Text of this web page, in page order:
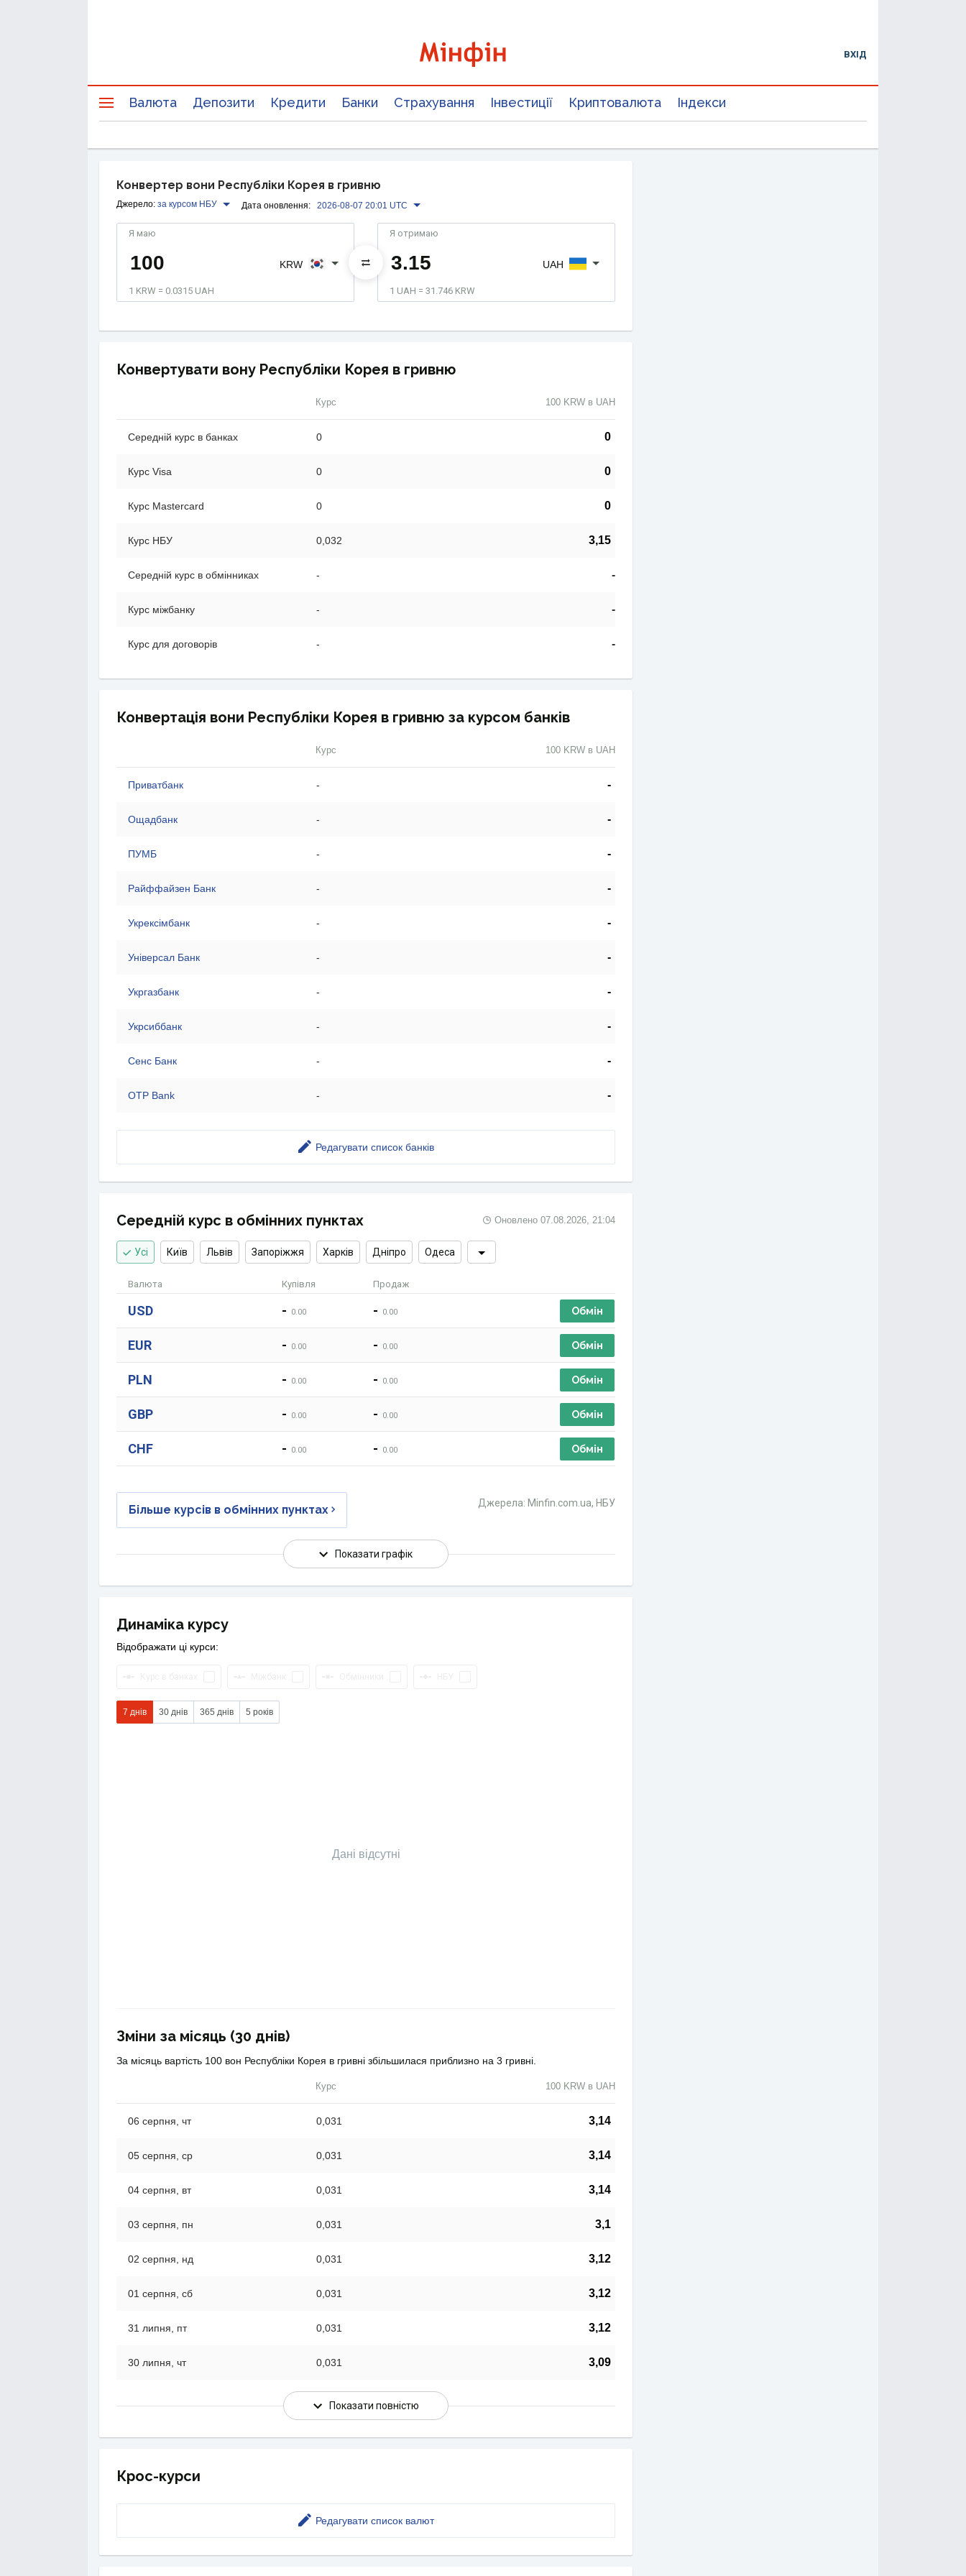
ВХІД
Валюта Депозити Кредити Банки Страхування Інвестиції Криптовалюта Індекси
Конвертер вони Республіки Корея в гривню
Джерело: за курсом НБУ Дата оновлення: 2026-08-07 20:01 UTC
Я маю
1 KRW = 0.0315 UAH
KRW
Я отримаю
1 UAH = 31.746 KRW
UAH
Конвертувати вону Республіки Корея в гривню
Курс 100 KRW в UAH
Середній курс в банках 0 0
Курс Visa 0 0
Курс Mastercard 0 0
Курс НБУ 0,032 3,15
Середній курс в обмінниках - -
Курс міжбанку - -
Курс для договорів - -
Конвертація вони Республіки Корея в гривню за курсом банків
Курс 100 KRW в UAH
Приватбанк - -
Ощадбанк - -
ПУМБ - -
Райффайзен Банк - -
Укрексімбанк - -
Універсал Банк - -
Укргазбанк - -
Укрсиббанк - -
Сенс Банк - -
OTP Bank - -
Редагувати список банків
Середній курс в обмінних пунктах Оновлено 07.08.2026, 21:04
Усі Київ Львів Запоріжжя Харків Дніпро Одеса
Валюта Купівля Продаж
USD - 0.00 - 0.00 Обмін
EUR - 0.00 - 0.00 Обмін
PLN - 0.00 - 0.00 Обмін
GBP - 0.00 - 0.00 Обмін
CHF - 0.00 - 0.00 Обмін
Більше курсів в обмінних пунктах Джерела: Minfin.com.ua, НБУ
Показати графік
Динаміка курсу
Відображати ці курси:
7 днів 30 днів 365 днів 5 років
Дані відсутні
Зміни за місяць (30 днів)
За місяць вартість 100 вон Республіки Корея в гривні збільшилася приблизно на 3 гривні.
Курс 100 KRW в UAH
06 серпня, чт 0,031 3,14
05 серпня, ср 0,031 3,14
04 серпня, вт 0,031 3,14
03 серпня, пн 0,031 3,1
02 серпня, нд 0,031 3,12
01 серпня, сб 0,031 3,12
31 липня, пт 0,031 3,12
30 липня, чт 0,031 3,09
Показати повністю
Крос-курси
Редагувати список валют